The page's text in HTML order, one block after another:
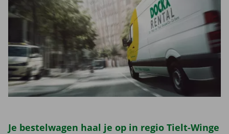
Je bestelwagen haal je op in regio Tielt-Winge